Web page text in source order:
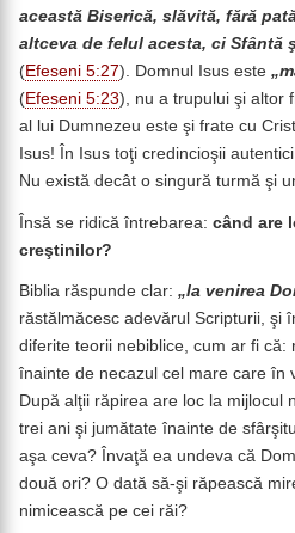
această Biserică, slăvită, fără
altceva de felul acesta, ci Sfântă
(Efeseni 5:27). Domnul Isus este
(Efeseni 5:23), nu a trupului şi altor
al lui Dumnezeu este şi frate cu
Isus! În Isus toţi credincioşii
Nu există decât o singură turmă şi
Însă se ridică întrebarea: când are
creştinilor?
Biblia răspunde clar: „la venirea
răstălmăcesc adevărul Scripturii, şi
diferite teorii nebiblice, cum ar fi că:
înainte de necazul cel mare care în
După alţii răpirea are loc la mijlocul
trei ani şi jumătate înainte de
aşa ceva? Învaţă ea undeva că
două ori? O dată să-şi răpească
nimicească pe cei răi?